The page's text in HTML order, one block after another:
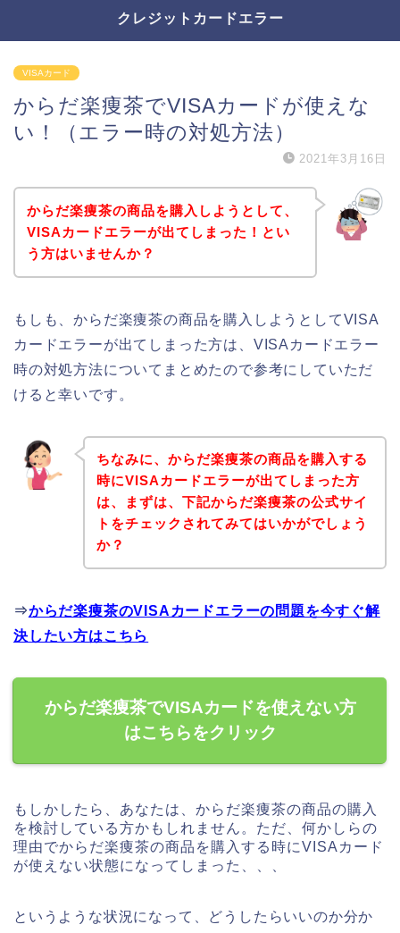
クレジットカードエラー
VISAカード
からだ楽痩茶でVISAカードが使えな
い！（エラー時の対処方法）
2021年3月16日
からだ楽痩茶の商品を購入しようとして、
VISAカードエラーが出てしまった！とい
う方はいませんか？
もしも、からだ楽痩茶の商品を購入しようとしてVISA
カードエラーが出てしまった方は、VISAカードエラー
時の対処方法についてまとめたので参考にしていただ
けると幸いです。
ちなみに、からだ楽痩茶の商品を購入する
時にVISAカードエラーが出てしまった方
は、まずは、下記からだ楽痩茶の公式サイ
トをチェックされてみてはいかがでしょう
か？
⇒からだ楽痩茶のVISAカードエラーの問題を今すぐ解
決したい方はこちら
からだ楽痩茶でVISAカードを使えない方
はこちらをクリック
もしかしたら、あなたは、からだ楽痩茶の商品の購入
を検討している方かもしれません。ただ、何かしらの
理由でからだ楽痩茶の商品を購入する時にVISAカード
が使えない状態になってしまった、、、
というような状況になって、どうしたらいいのか分か